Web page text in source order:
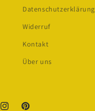
Datenschutzerklärung
Widerruf
Kontakt
Über uns